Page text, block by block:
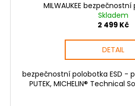
MILWAUKEE
Skladem
2 499 Kč
DETAIL
bezpečnostní polobotka ESD -
PUTEK, MICHELIN® Technical